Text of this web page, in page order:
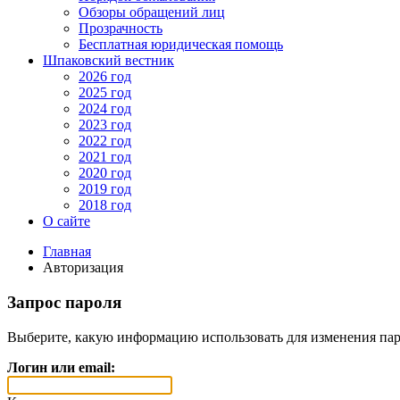
Обзоры обращений лиц
Прозрачность
Бесплатная юридическая помощь
Шпаковский вестник
2026 год
2025 год
2024 год
2023 год
2022 год
2021 год
2020 год
2019 год
2018 год
О сайте
Главная
Авторизация
Запрос пароля
Выберите, какую информацию использовать для изменения
Логин или email: